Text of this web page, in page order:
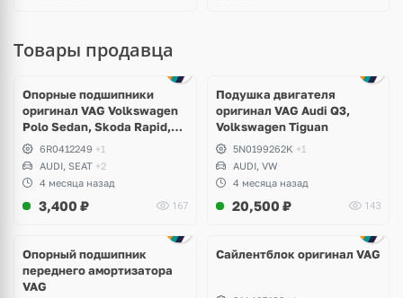
Товары продавца
Опорные подшипники
оригинал VAG Volkswagen
Polo Sedan, Skoda Rapid,
Audi A1
6R0412249 +1
AUDI, SEAT +2
4 месяца назад
3,400 ₽ 167
Подушка двигателя
оригинал VAG Audi Q3,
Volkswagen Tiguan
5N0199262K +1
AUDI, VW
4 месяца назад
20,500 ₽ 143
Опорный подшипник
переднего амортизатора
VAG
Сайлентблок оригинал VAG